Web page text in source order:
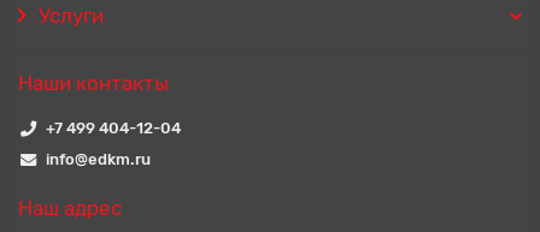
Услуги
Наши контакты
+7 499 404-12-04
info@edkm.ru
Наш адрес